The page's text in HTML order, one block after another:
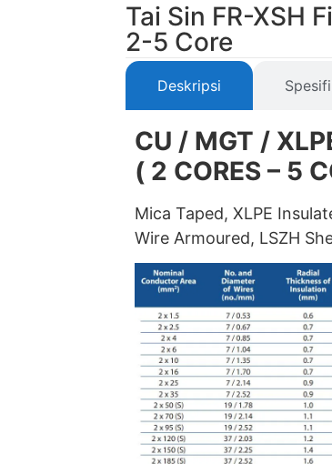
Tai Sin FR-XSH
2-5 Core
Deskripsi
CU / MGT /
( 2 CORES – 5
Mica Taped, XLPE
Wire Armoured, LSZH